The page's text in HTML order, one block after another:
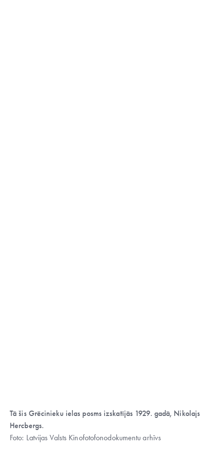
Tā šis Grēcinieku ielas posms izskatījās 1929. gadā, Nikolajs
Hercbergs.
Foto: Latvijas Valsts Kinofotofonodokumentu arhīvs